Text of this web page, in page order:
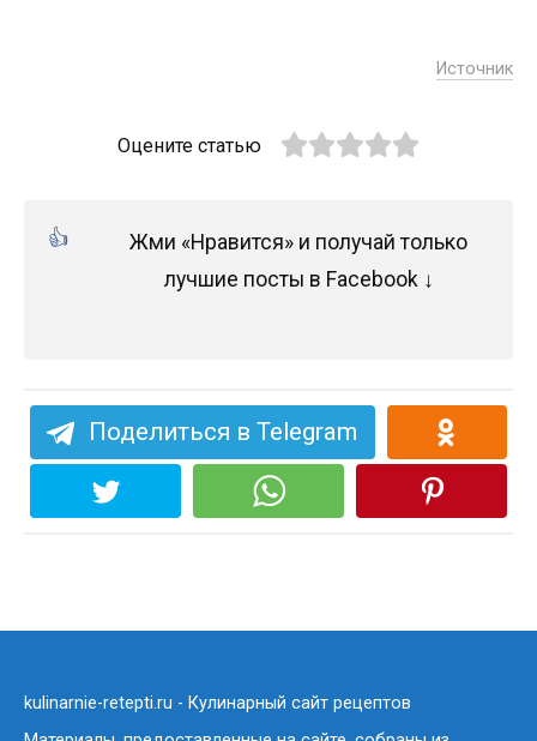
Источник
Оцените статью
Жми «Нравится» и получай только
лучшие посты в Facebook ↓
Поделиться в Telegram
kulinarnie-retepti.ru - Кулинарный сайт рецептов